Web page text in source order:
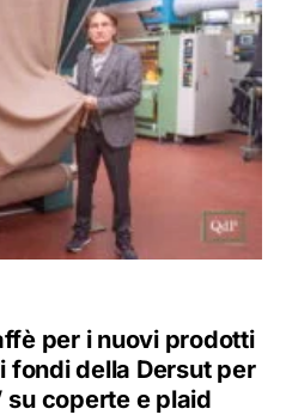
per i nuovi prodotti
fondi della Dersut per
su coperte e plaid